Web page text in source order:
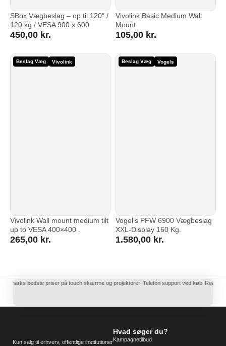
SBox Vægbeslag – op til 120″ /
120 kg / VESA 900 x 600
450,00 kr.
Vivolink Basic Medium Wall
Mount
105,00 kr.
Beslag Væg Vivolink
Vivolink Wall mount medium tilt
up to VESA 400×400 .
265,00 kr.
Beslag Væg Vogels
Vogel’s PFW 6900 Vægbeslag
XXL-Display 160 Kg.
1.580,00 kr.
Danmarks bedste priser på touch skærme og projektorer Telefon support ved køb
Kun salg til erhverv, offentlige institutioner
Hvad søger du?
Kampagnetilbud